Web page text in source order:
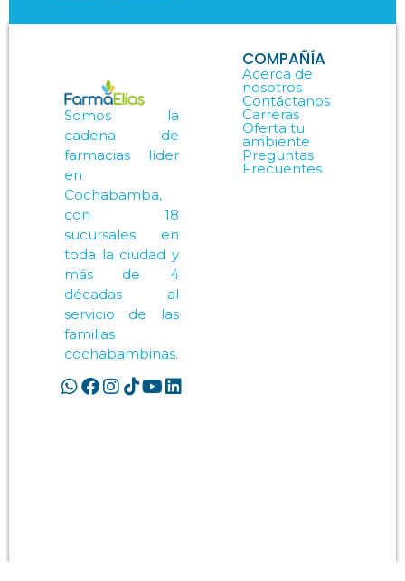
Somos la
cadena de
farmacias líder
en
Cochabamba,
con 18
sucursales en
toda la ciudad y
más de 4
décadas al
servicio de las
familias
cochabambinas.
COMPAÑÍA
Acerca de
nosotros
Contáctanos
Carreras
Oferta tu
ambiente
Preguntas
Frecuentes